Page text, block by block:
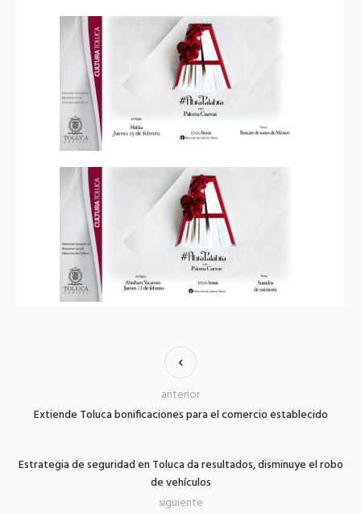
Extiende Toluca bonificaciones para el comercio establecido
anterior
Estrategia de seguridad en Toluca da resultados, disminuye el robo
de vehículos
siguiente